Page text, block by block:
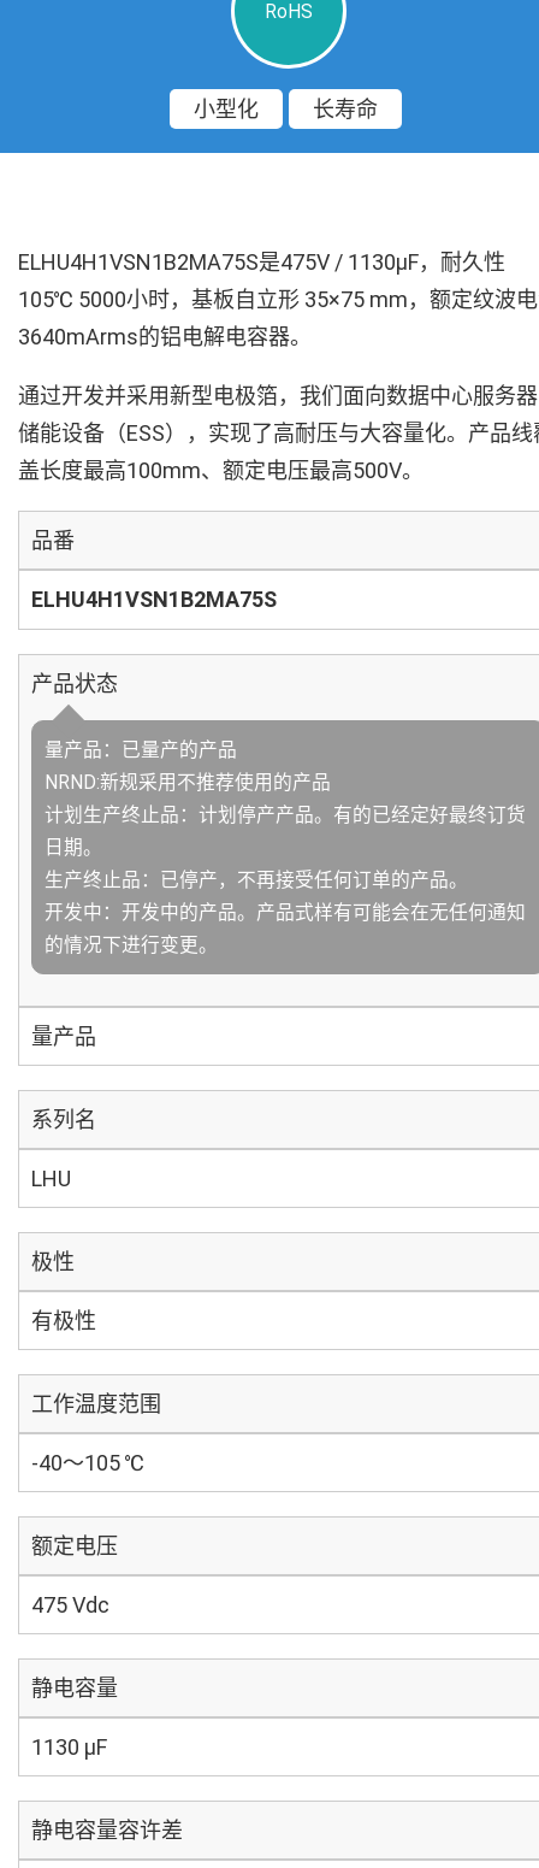
RoHS
小型化 长寿命
ELHU4H1VSN1B2MA75S是475V / 1130µF，耐久性
105℃ 5000小时，基板自立形 35×75 mm，额定纹波
3640mArms的铝电解电容器。
通过开发并采用新型电极箔，我们面向数据中心服务
储能设备（ESS），实现了高耐压与大容量化。产品线
盖长度最高100mm、额定电压最高500V。
品番
ELHU4H1VSN1B2MA75S
产品状态
量产品：已量产的产品
NRND:新规采用不推荐使用的产品
计划生产终止品：计划停产产品。有的已经定好最终订货
日期。
生产终止品：已停产，不再接受任何订单的产品。
开发中：开发中的产品。产品式样有可能会在无任何通知
的情况下进行变更。
量产品
系列名
LHU
极性
有极性
工作温度范围
-40～105 ℃
额定电压
475 Vdc
静电容量
1130 µF
静电容量容许差